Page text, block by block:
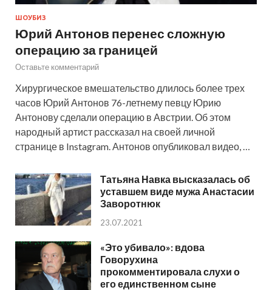
ШОУБИЗ
Юрий Антонов перенес сложную
операцию за границей
Оставьте комментарий
Хирургическое вмешательство длилось более трех
часов Юрий Антонов 76-летнему певцу Юрию
Антонову сделали операцию в Австрии. Об этом
народный артист рассказал на своей личной
странице в Instagram. Антонов опубликовал видео, …
Татьяна Навка высказалась об
уставшем виде мужа Анастасии
Заворотнюк
23.07.2021
«Это убивало»: вдова
Говорухина
прокомментировала слухи о
его единственном сыне